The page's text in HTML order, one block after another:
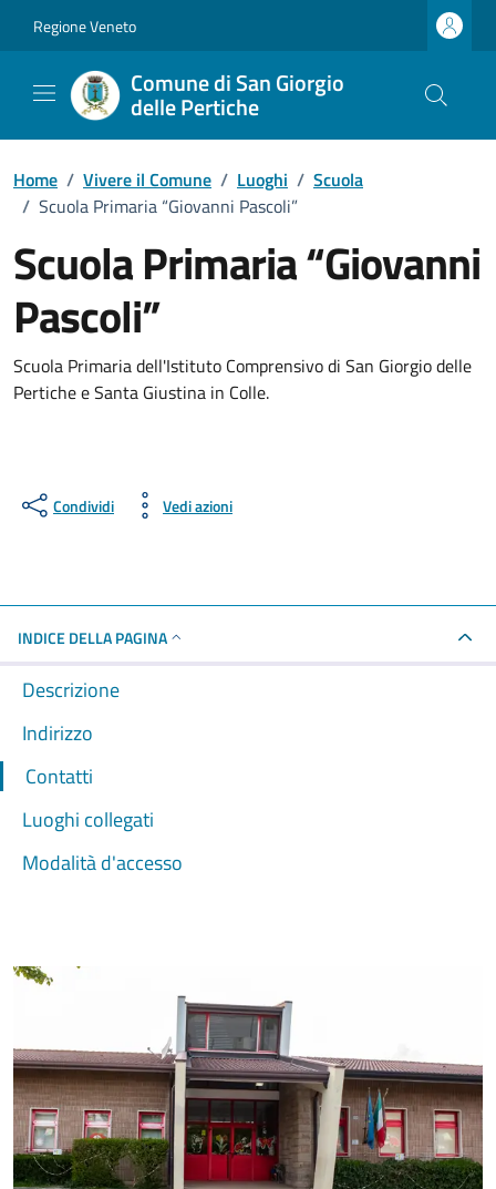
Regione Veneto
Comune di San Giorgio
delle Pertiche
Home / Vivere il Comune / Luoghi / Scuola
/ Scuola Primaria “Giovanni Pascoli”
Scuola Primaria “Giovanni
Pascoli”
Scuola Primaria dell'Istituto Comprensivo di San Giorgio delle
Pertiche e Santa Giustina in Colle.
Condividi Vedi azioni
INDICE DELLA PAGINA
Descrizione
Indirizzo
Contatti
Luoghi collegati
Modalità d'accesso